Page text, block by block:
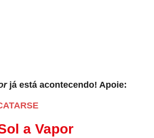
já está acontecendo! Apoie:
a Vapor